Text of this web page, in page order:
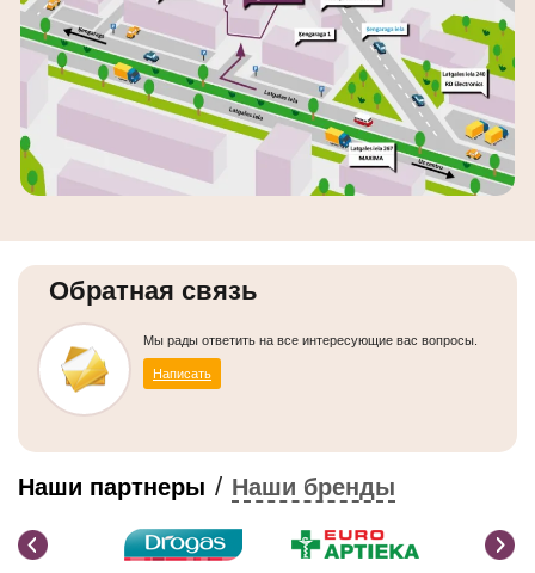
Наши партнеры / Наши бренды
Обратная связь
Мы рады ответить на все интересующие вас вопросы.
Написать